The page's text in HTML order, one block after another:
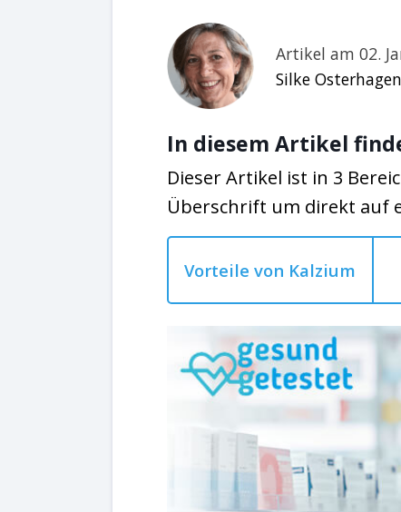
Artikel am 02.
Silke Osterhagen
In diesem Artikel
Dieser Artikel ist in 3
Überschrift um direkt auf
Vorteile von Kalzium